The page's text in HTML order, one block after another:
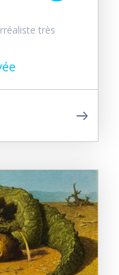
très